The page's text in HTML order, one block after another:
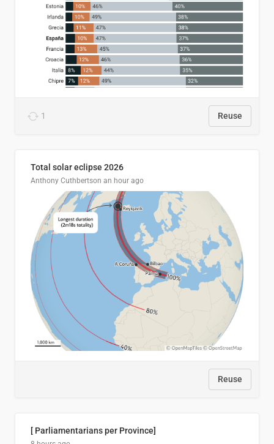
1 Reuse
Total solar eclipse 2026
Anthony Cuthbertson an hour ago
Reuse
[ Parliamentarians per Province]